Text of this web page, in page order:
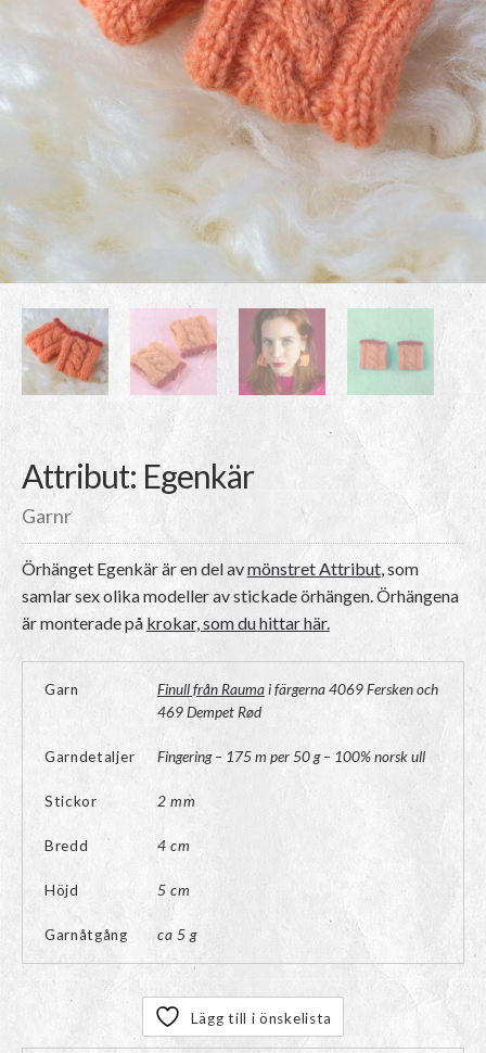
Attribut: Egenkär
Garnr
Örhänget Egenkär är en del avmönstret Attribut, som
samlar sex olika modeller av stickade örhängen. Örhängena
är monterade på krokar, som du hittar här.
Garn Finull från Raumai färgerna 4069 Fersken och
469 Dempet Rød
Garndetaljer Fingering – 175 m per 50 g – 100% norsk ull
Stickor 2 mm
Bredd 4 cm
Höjd 5 cm
Garnåtgång ca 5 g
Lägg till i önskelista